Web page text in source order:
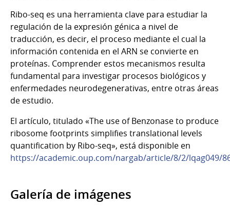
Ribo-seq es una herramienta clave para estudiar la
regulación de la expresión génica a nivel de
traducción, es decir, el proceso mediante el cual la
información contenida en el ARN se convierte en
proteínas. Comprender estos mecanismos resulta
fundamental para investigar procesos biológicos y
enfermedades neurodegenerativas, entre otras áreas
de estudio.
El artículo, titulado «The use of Benzonase to produce
ribosome footprints simplifies translational levels
quantification by Ribo-seq», está disponible en
https://academic.oup.com/nargab/article/8/2/lqag049/
Galería de imágenes